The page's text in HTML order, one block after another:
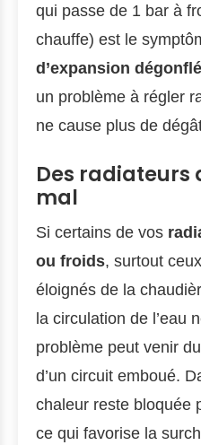
qui passe de 1 bar à
chauffe) est le
d’expansion
un problème à régler
ne cause plus de
Des radiateurs
mal
Si certains de vos
ou froids, surtout
éloignés de la
la circulation de l’eau
problème peut venir
d’un circuit emboué.
chaleur reste bloquée
ce qui favorise la